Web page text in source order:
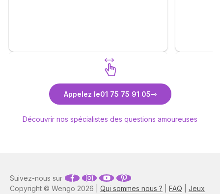
Découvrez Anne-Lyssia Coupart
Appelez le01 75 75 91 05
Découvrir nos spécialistes des questions amoureuses
Copyright © Wengo 2026 | Qui sommes nous ? FAQ Jeux
Suivez-nous sur